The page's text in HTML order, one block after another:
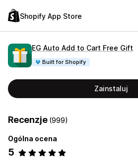
Shopify App Store
EG Auto Add to Cart Free Gift
Built for Shopify
Zainstaluj
Recenzje (999)
Ogólna ocena
5